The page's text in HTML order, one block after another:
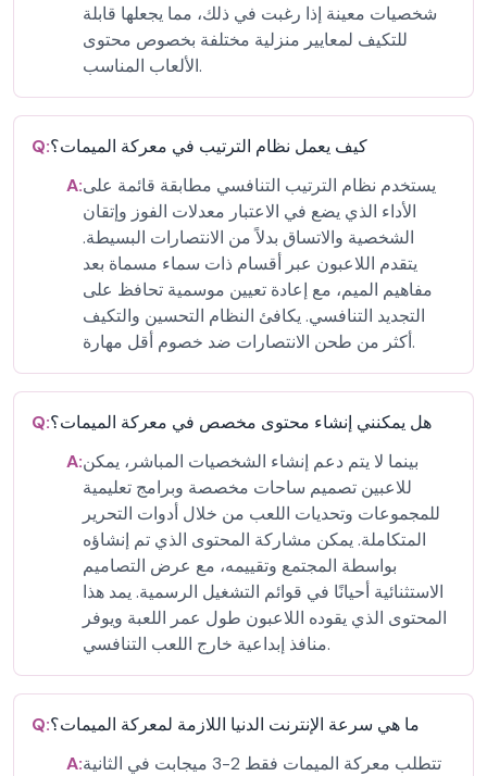
شخصيات معينة إذا رغبت في ذلك، مما يجعلها قابلة
للتكيف لمعايير منزلية مختلفة بخصوص محتوى
الألعاب المناسب.
Q:كيف يعمل نظام الترتيب في معركة الميمات؟
A:يستخدم نظام الترتيب التنافسي مطابقة قائمة على
الأداء الذي يضع في الاعتبار معدلات الفوز وإتقان
الشخصية والاتساق بدلاً من الانتصارات البسيطة.
يتقدم اللاعبون عبر أقسام ذات سماء مسماة بعد
مفاهيم الميم، مع إعادة تعيين موسمية تحافظ على
التجديد التنافسي. يكافئ النظام التحسين والتكيف
أكثر من طحن الانتصارات ضد خصوم أقل مهارة.
Q:هل يمكنني إنشاء محتوى مخصص في معركة الميمات؟
A:بينما لا يتم دعم إنشاء الشخصيات المباشر، يمكن
للاعبين تصميم ساحات مخصصة وبرامج تعليمية
للمجموعات وتحديات اللعب من خلال أدوات التحرير
المتكاملة. يمكن مشاركة المحتوى الذي تم إنشاؤه
بواسطة المجتمع وتقييمه، مع عرض التصاميم
الاستثنائية أحيانًا في قوائم التشغيل الرسمية. يمد هذا
المحتوى الذي يقوده اللاعبون طول عمر اللعبة ويوفر
منافذ إبداعية خارج اللعب التنافسي.
Q:ما هي سرعة الإنترنت الدنيا اللازمة لمعركة الميمات؟
A:تتطلب معركة الميمات فقط 2-3 ميجابت في الثانية